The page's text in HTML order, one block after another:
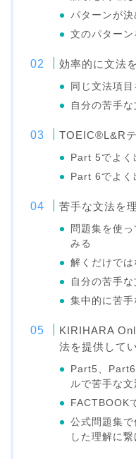
パターンが決
文のパター
効率的に文法
同じ文法項
自分の苦手な
TOEIC®L&R
Part 5でよく
Part 6でよく
苦手な文法を
問題集を使
みる
解くだけで
自分の苦手
集中的に苦
KIRIHARA
法を提供して
Part5、Part6
ルで苦手な
FACTBOOK
公式問題集
した理解に繋